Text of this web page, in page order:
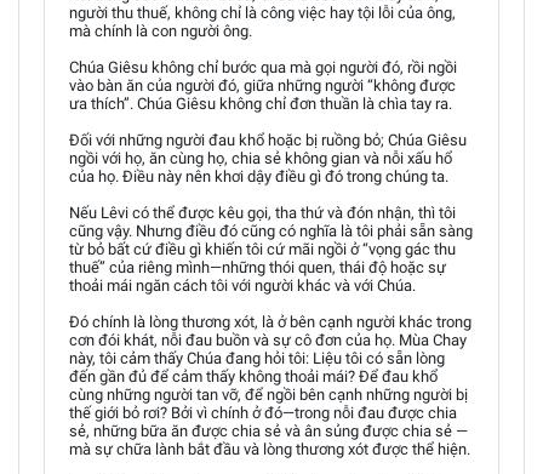
người thu thuế, không chỉ là công việc hay tội lỗi của ông,
mà chính là con người ông.
Chúa Giêsu không chỉ bước qua mà gọi người đó, rồi ngồi
vào bàn ăn của người đó, giữa những người “không được
ưa thích”. Chúa Giêsu không chỉ đơn thuần là chìa tay ra.
Đối với những người đau khổ hoặc bị ruồng bỏ; Chúa Giêsu
ngồi với họ, ăn cùng họ, chia sẻ không gian và nỗi xấu hổ
của họ. Điều này nên khơi dậy điều gì đó trong chúng ta.
Nếu Lêvi có thể được kêu gọi, tha thứ và đón nhận, thì tôi
cũng vậy. Nhưng điều đó cũng có nghĩa là tôi phải sẵn sàng
từ bỏ bất cứ điều gì khiến tôi cứ mãi ngồi ở “vọng gác thu
thuế” của riêng mình—những thói quen, thái độ hoặc sự
thoải mái ngăn cách tôi với người khác và với Chúa.
Đó chính là lòng thương xót, là ở bên cạnh người khác trong
cơn đói khát, nỗi đau buồn và sự cô đơn của họ. Mùa Chay
này, tôi cảm thấy Chúa đang hỏi tôi: Liệu tôi có sẵn lòng
đến gần đủ để cảm thấy không thoải mái? Để đau khổ
cùng những người tan vỡ, để ngồi bên cạnh những người bị
thế giới bỏ rơi? Bởi vì chính ở đó—trong nỗi đau được chia
sẻ, những bữa ăn được chia sẻ và ân sủng được chia sẻ —
mà sự chữa lành bắt đầu và lòng thương xót được thể hiện.